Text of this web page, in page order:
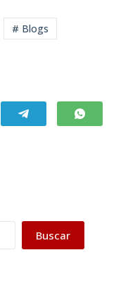
# Blogs
Buscar